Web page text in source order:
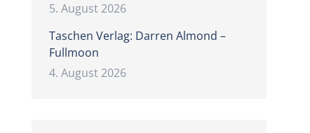
5. August 2026
Taschen Verlag: Darren Almond –
Fullmoon
4. August 2026